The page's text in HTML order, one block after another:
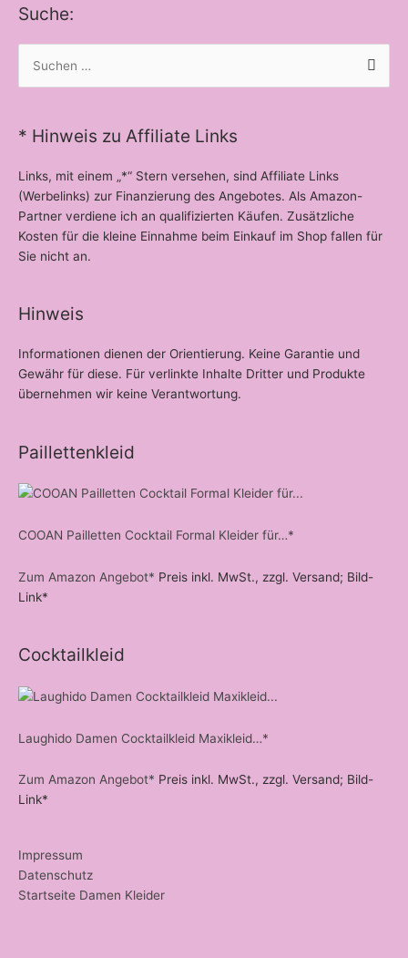
Suche:
nach:
* Hinweis zu Affiliate Links
Links, mit einem „*“ Stern versehen, sind Affiliate Links
(Werbelinks) zur Finanzierung des Angebotes. Als Amazon-
Partner verdiene ich an qualifizierten Käufen. Zusätzliche
Kosten für die kleine Einnahme beim Einkauf im Shop fallen für
Sie nicht an.
Hinweis
Informationen dienen der Orientierung. Keine Garantie und
Gewähr für diese. Für verlinkte Inhalte Dritter und Produkte
übernehmen wir keine Verantwortung.
Paillettenkleid
COOAN Pailletten Cocktail Formal Kleider für…*
Zum Amazon Angebot* Preis inkl. MwSt., zzgl. Versand; Bild-
Link*
Cocktailkleid
Laughido Damen Cocktailkleid Maxikleid…*
Zum Amazon Angebot* Preis inkl. MwSt., zzgl. Versand; Bild-
Link*
Impressum
Datenschutz
Startseite Damen Kleider